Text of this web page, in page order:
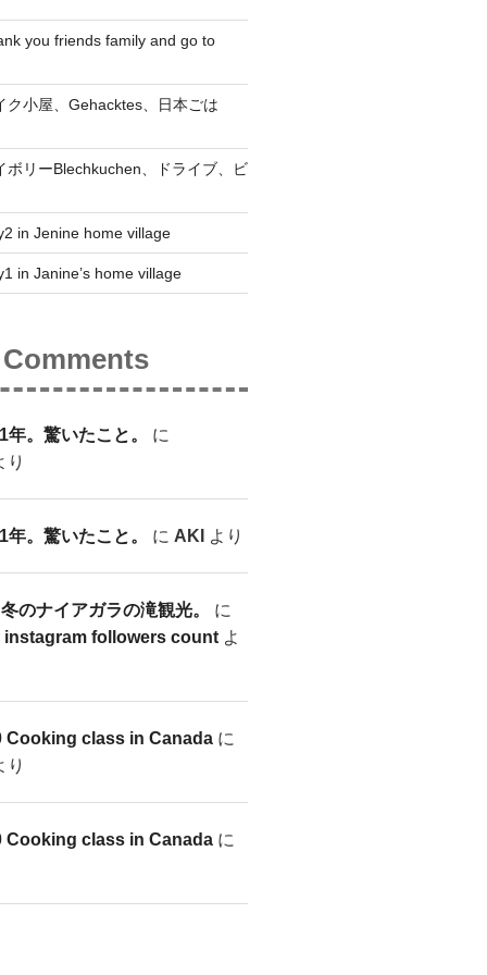
you friends family and go to
ク小屋、Gehacktes、日本ごは
ボリーBlechkuchen、ドライブ、ビ
in Jenine home village
in Janine’s home village
年。驚いたこと。
に
年。驚いたこと。 に AKI より
のナイアガラの滝観光。
に
instagram followers countよ
Cooking class in Canadaに
Cooking class in Canadaに